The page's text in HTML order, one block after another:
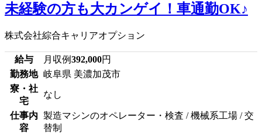
未経験の方も大カンゲイ！車通勤OK♪
株式会社綜合キャリアオプション
給与 月収例392,000円
勤務地 岐阜県 美濃加茂市
寮・社
宅
なし
仕事内
容
製造マシンのオペレーター・検査 / 機械系工場 / 交
替制